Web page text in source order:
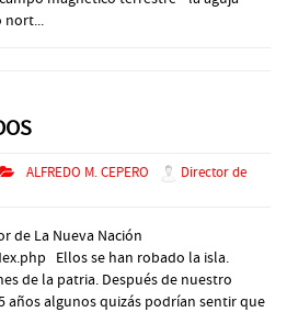
nort...
ALFREDO M. CEPERO
Director de
de La Nueva Nación
Ellos se han robado la isla.
de la patria. Después de nuestro
años algunos quizás podrían sentir que